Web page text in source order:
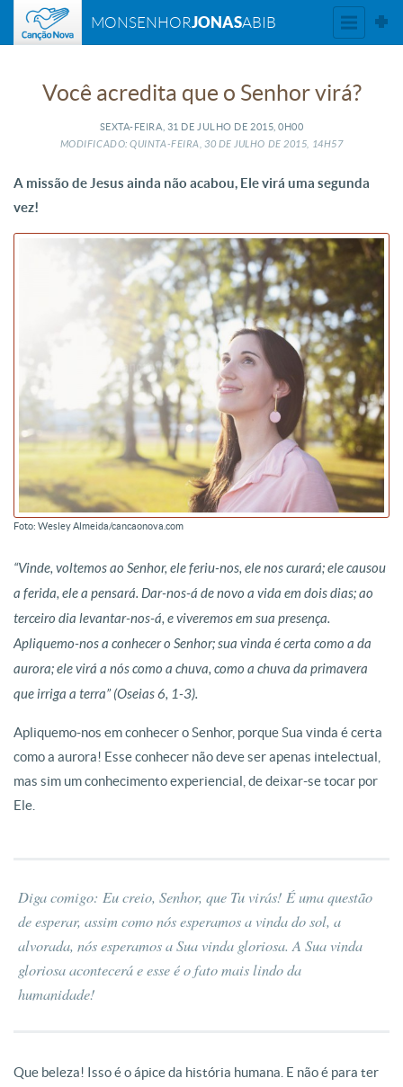
MONSENHORJONASABIB
Você acredita que o Senhor virá?
SEXTA-FEIRA, 31 DE JULHO DE 2015, 0H00
MODIFICADO: QUINTA-FEIRA, 30 DEJULHO DE2015, 14H57
A missão de Jesus ainda não acabou, Ele virá uma segunda
vez!
Foto: Wesley Almeida/cancaonova.com
“Vinde, voltemos ao Senhor, ele feriu-nos, ele nos curará; ele causou
a ferida, ele a pensará. Dar-nos-á de novo a vida em dois dias; ao
terceiro dia levantar-nos-á, e viveremos em sua presença.
Apliquemo-nos a conhecer o Senhor; sua vinda é certa como a da
aurora; ele virá a nós como a chuva, como a chuva da primavera
que irriga a terra” (Oseias 6, 1-3).
Apliquemo-nos em conhecer o Senhor, porque Sua vinda é certa
como a aurora! Esse conhecer não deve ser apenas intelectual,
mas sim um conhecimento experiencial, de deixar-se tocar por
Ele.
Diga comigo: Eu creio, Senhor, que Tu virás! É uma questão
de esperar, assim como nós esperamos a vinda do sol, a
alvorada, nós esperamos a Sua vinda gloriosa. A Sua vinda
gloriosa acontecerá e esse é o fato mais lindo da
humanidade!
Que beleza! Isso é o ápice da história humana. E não é para ter